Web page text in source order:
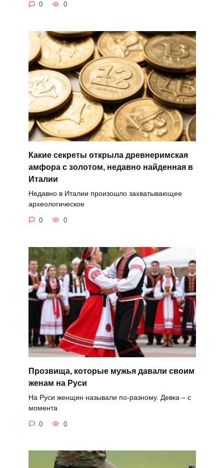
0 0
Какие секреты открыла древнеримская
амфора с золотом, недавно найденная в
Италии
Недавно в Италии произошло захватывающее
археологическое
0 0
Прозвища, которые мужья давали своим
женам на Руси
На Руси женщин называли по-разному. Девка – с
момента
0 0